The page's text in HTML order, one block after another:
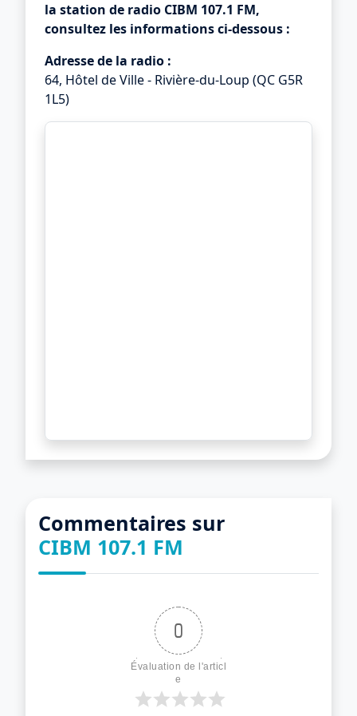
la station de radio CIBM 107.1 FM,
consultez les informations ci-dessous :
Adresse de la radio :
64, Hôtel de Ville - Rivière-du-Loup (QC G5R
1L5)
Commentaires sur
CIBM 107.1 FM
0
Évaluation de l'articl
e